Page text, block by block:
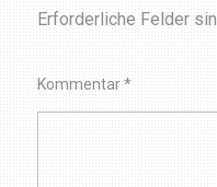
Erforderliche Felder
Kommentar*